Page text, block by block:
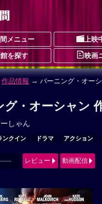
メニュー 上映
を探す 映画
作品情報 → バーニング・オー
グ・オーシャン
しゃん
ンクイン ドラマ アクション
------ レビュー 動画配信